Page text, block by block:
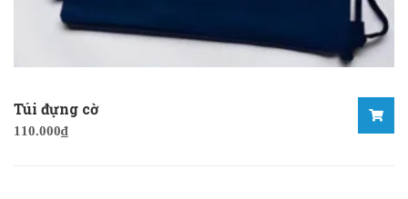
Túi đựng cờ
110.000₫